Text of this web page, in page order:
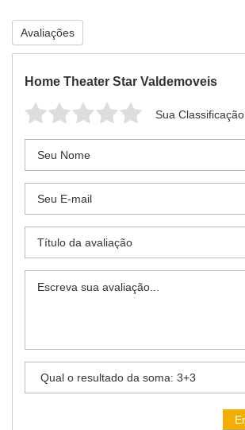
Avaliações
Home Theater Star Valdemoveis
Sua Classificação